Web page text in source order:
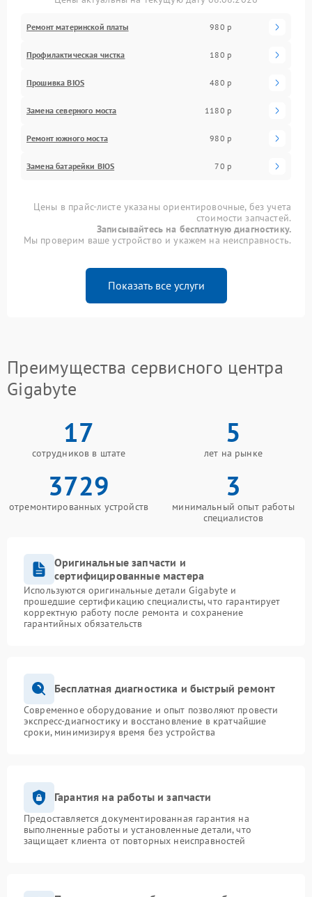
Ремонт материнской платы 980 р
Профилактическая чистка 180 р
Прошивка BIOS 480 р
Замена северного моста 1180 р
Ремонт южного моста 980 р
Замена батарейки BIOS 70 р
Цены в прайс-листе указаны ориентировочные, без учета
стоимости запчастей.
Записывайтесь на бесплатную диагностику.
Мы проверим ваше устройство и укажем на неисправность.
Показать все услуги
Преимущества сервисного центра
Gigabyte
17
сотрудников в штате
5
лет на рынке
3729
отремонтированных устройств
3
минимальный опыт работы
специалистов
Оригинальные запчасти и
сертифицированные мастера
Используются оригинальные детали Gigabyte и
прошедшие сертификацию специалисты, что гарантирует
корректную работу после ремонта и сохранение
гарантийных обязательств
Бесплатная диагностика и быстрый ремонт
Современное оборудование и опыт позволяют провести
экспресс-диагностику и восстановление в кратчайшие
сроки, минимизируя время без устройства
Гарантия на работы и запчасти
Предоставляется документированная гарантия на
выполненные работы и установленные детали, что
защищает клиента от повторных неисправностей